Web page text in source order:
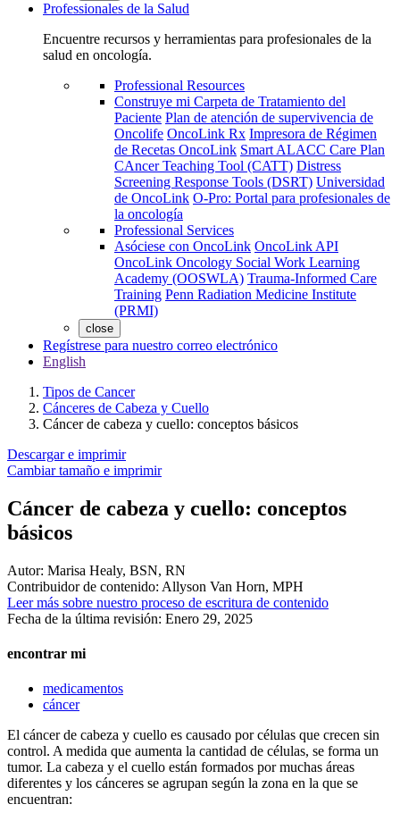
Professionales de la Salud
Encuentre recursos y herramientas para profesionales de la
salud en oncología.
Professional Resources
Construye mi Carpeta de Tratamiento del
Paciente Plan de atención de supervivencia de
Oncolife OncoLink Rx Impresora de Régimen
de Recetas OncoLink Smart ALACC Care Plan
CAncer Teaching Tool (CATT) Distress
Screening Response Tools (DSRT) Universidad
de OncoLink O-Pro: Portal para profesionales de
la oncología
Professional Services
Asóciese con OncoLink OncoLink API
OncoLink Oncology Social Work Learning
Academy (OOSWLA) Trauma-Informed Care
Training Penn Radiation Medicine Institute
(PRMI)
close
Regístrese para nuestro correo electrónico
English
Tipos de Cancer
Cánceres de Cabeza y Cuello
Cáncer de cabeza y cuello: conceptos básicos
Descargar e imprimir
Cambiar tamaño e imprimir
Cáncer de cabeza y cuello: conceptos
básicos
Autor: Marisa Healy, BSN, RN
Contribuidor de contenido: Allyson Van Horn, MPH
Leer más sobre nuestro proceso de escritura de contenido
Fecha de la última revisión: Enero 29, 2025
encontrar mi
medicamentos
cáncer
El cáncer de cabeza y cuello es causado por células que crecen sin
control. A medida que aumenta la cantidad de células, se forma un
tumor. La cabeza y el cuello están formados por muchas áreas
diferentes y los cánceres se agrupan según la zona en la que se
encuentran: